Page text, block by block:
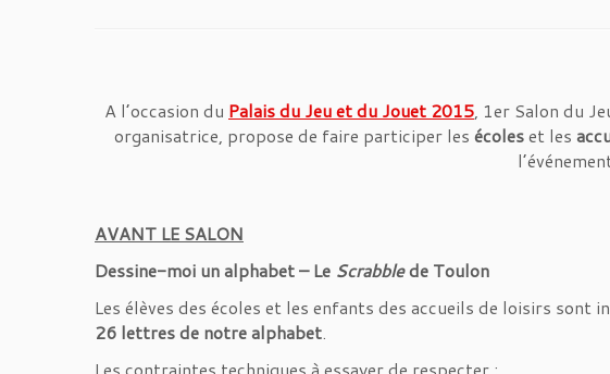
A l’occasion du Palais du Jeu et du Jouet 2015, 1er Salon du
organisatrice, propose de faire participer les écoleset les
AVANT LE SALON
Dessine-moi un alphabet – Le Scrabblede Toulon
Les élèves des écoles et les enfants des accueils de loisirs sont
26 lettres de notre alphabet.